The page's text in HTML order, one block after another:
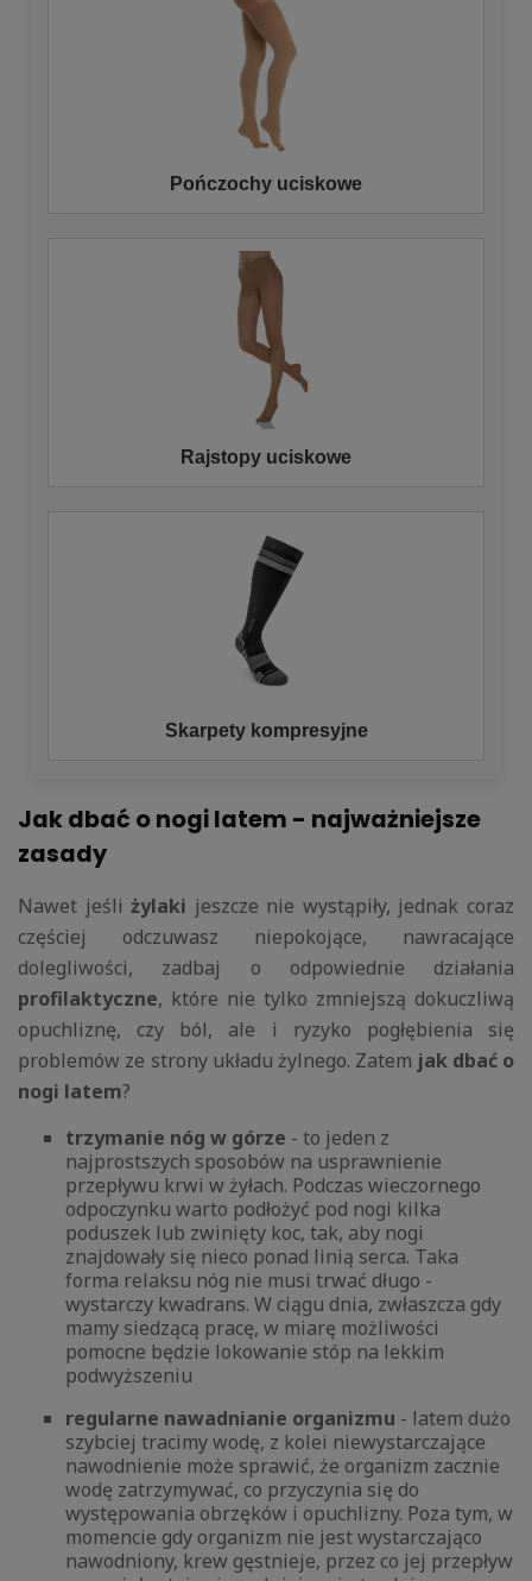
Pończochy uciskowe
Rajstopy uciskowe
Skarpety kompresyjne
Jak dbać o nogi latem - najważniejsze
zasady
Nawet jeśliżylaki jeszcze nie wystąpiły, jednak coraz
częściej odczuwasz niepokojące, nawracające
dolegliwości, zadbaj o odpowiednie działania
profilaktyczne, które nie tylko zmniejszą dokuczliwą
opuchliznę, czy ból, ale i ryzyko pogłębienia się
problemów ze strony układu żylnego. Zatem jak dbać o
nogi latem?
trzymanie nóg w górze - to jeden z
najprostszych sposobów na usprawnienie
przepływu krwi w żyłach. Podczas wieczornego
odpoczynku warto podłożyć pod nogi kilka
poduszek lub zwinięty koc, tak, aby nogi
znajdowały się nieco ponad linią serca. Taka
forma relaksu nóg nie musi trwać długo -
wystarczy kwadrans. W ciągu dnia, zwłaszcza gdy
mamy siedzącą pracę, w miarę możliwości
pomocne będzie lokowanie stóp na lekkim
podwyższeniu
regularne nawadnianie organizmu - latem dużo
szybciej tracimy wodę, z kolei niewystarczające
nawodnienie może sprawić, że organizm zacznie
wodę zatrzymywać, co przyczynia się do
występowania obrzęków i opuchlizny. Poza tym, w
momencie gdy organizm nie jest wystarczająco
nawodniony, krew gęstnieje, przez co jej przepływ